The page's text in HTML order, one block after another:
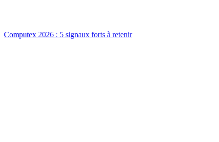
Computex 2026 : 5 signaux forts à retenir